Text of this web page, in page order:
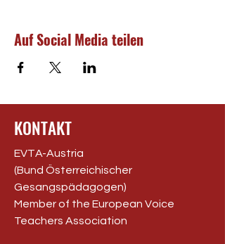
Auf Social Media teilen
KONTAKT
EVTA-Austria
(Bund Österreichischer
Gesangspädagogen)
Member of the European Voice
Teachers Association